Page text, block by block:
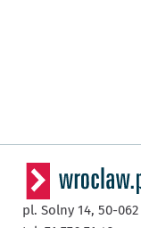
pl. Solny 14, 50-062